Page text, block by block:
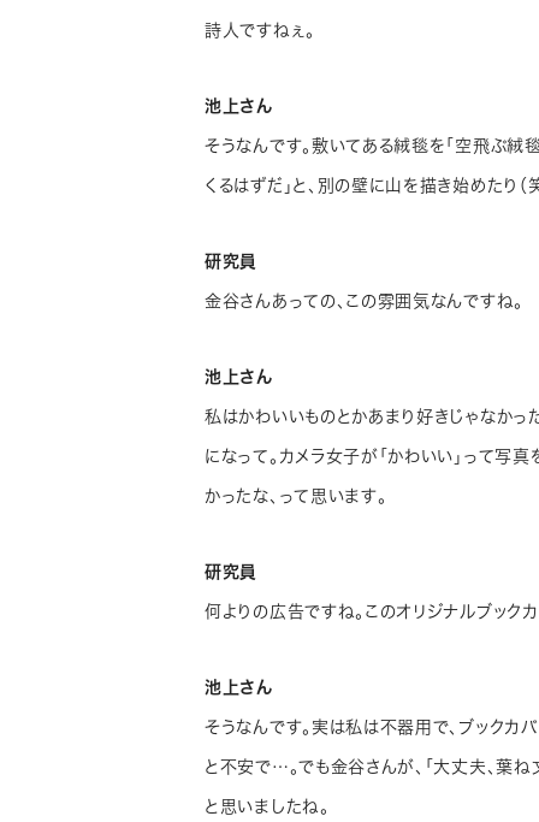
詩人ですねぇ。
池上さん
そうなんです。敷いてある絨毯を「空飛ぶ絨
くるはずだ」と、別の壁に山を描き始めたり（笑
研究員
金谷さんあっての、この雰囲気なんですね。
池上さん
私はかわいいものとかあまり好きじゃなかっ
になって。カメラ女子が「かわいい」って写
かったな、って思います。
研究員
何よりの広告ですね。このオリジナルブック
池上さん
そうなんです。実は私は不器用で、ブックカ
と不安で…。でも金谷さんが、「大丈夫、葉ね
と思いましたね。